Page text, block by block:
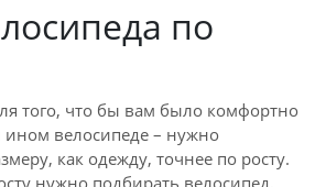
по
того, что бы вам было комфортно
ином велосипеде – нужно
как одежду, точнее по росту.
нужно подбирать велосипед,